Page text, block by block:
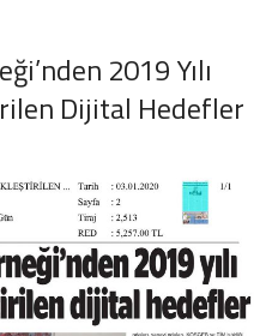
2019 Yılı
Dijital Hedefler